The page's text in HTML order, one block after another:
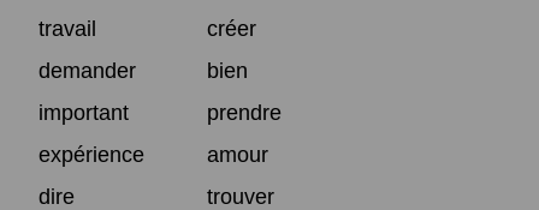
travail
créer
demander
bien
important
prendre
expérience
amour
dire
trouver